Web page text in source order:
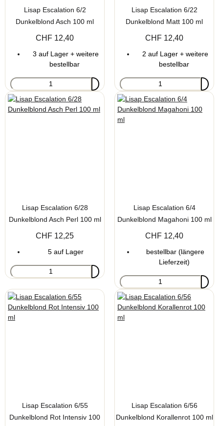
Lisap Escalation 6/2
Dunkelblond Asch 100 ml
CHF 12,40
3 auf Lager + weitere
bestellbar
Lisap Escalation 6/22
Dunkelblond Matt 100 ml
CHF 12,40
2 auf Lager + weitere
bestellbar
Lisap Escalation 6/28
Dunkelblond Asch Perl 100 ml
CHF 12,25
5 auf Lager
Lisap Escalation 6/4
Dunkelblond Magahoni 100 ml
CHF 12,40
bestellbar (längere
Lieferzeit)
Lisap Escalation 6/55
Dunkelblond Rot Intensiv 100
Lisap Escalation 6/56
Dunkelblond Korallenrot 100 ml